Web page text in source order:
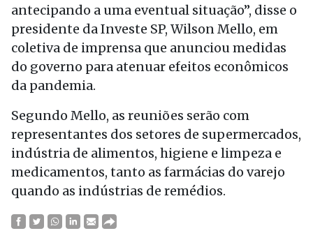
antecipando a uma eventual situação”, disse o
presidente da Investe SP, Wilson Mello, em
coletiva de imprensa que anunciou medidas
do governo para atenuar efeitos econômicos
da pandemia.
Segundo Mello, as reuniões serão com
representantes dos setores de supermercados,
indústria de alimentos, higiene e limpeza e
medicamentos, tanto as farmácias do varejo
quando as indústrias de remédios.